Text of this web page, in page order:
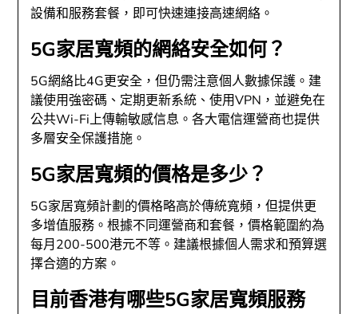
設備和服務套餐，即可快速連接高速網絡。
5G家居寬頻的網絡安全如何？
5G網絡比4G更安全，但仍需注意個人數據保護。建
議使用強密碼、定期更新系統、使用VPN，並避免在
公共Wi-Fi上傳輸敏感信息。各大電信運營商也提供
多層安全保護措施。
5G家居寬頻的價格是多少？
5G家居寬頻計劃的價格略高於傳統寬頻，但提供更
多增值服務。根據不同運營商和套餐，價格範圍約為
每月200-500港元不等。建議根據個人需求和預算選
擇合適的方案。
目前香港有哪些5G家居寬頻服務